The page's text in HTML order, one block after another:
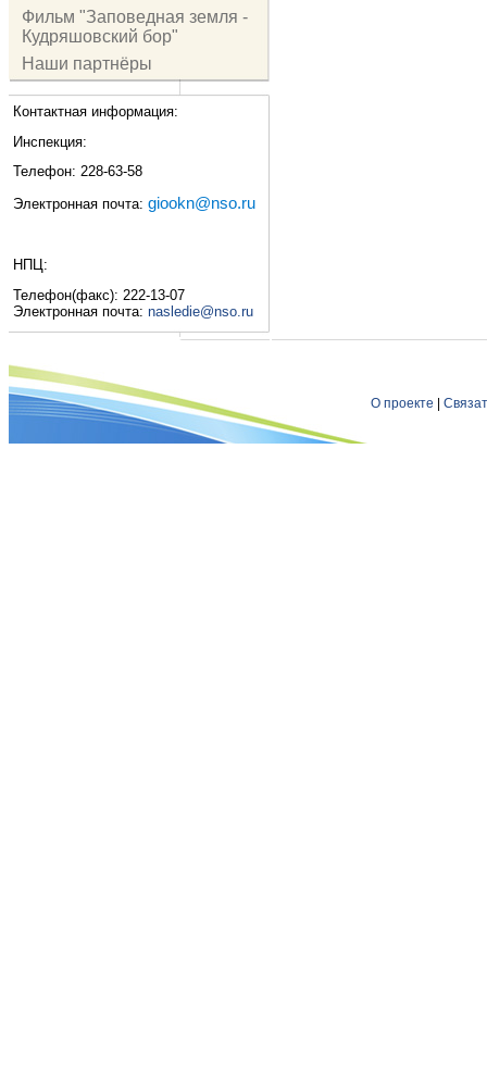
Фильм "Заповедная земля -
Кудряшовский бор"
Наши партнёры
Контактная информация:
Инспекция:
Телефон: 228-63-58
Электронная почта: giookn@nso.ru
НПЦ:
Телефон(факс): 222-13-07
Электронная почта: nasledie@nso.ru
О проекте